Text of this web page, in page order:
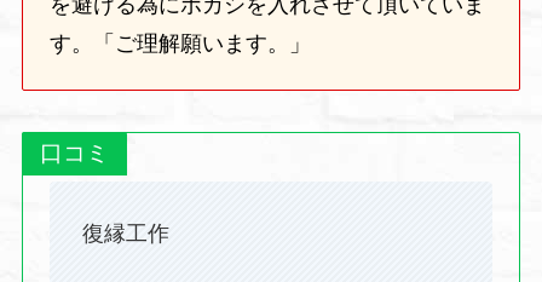
す。「ご理解願います。」
口コミ
復縁工作